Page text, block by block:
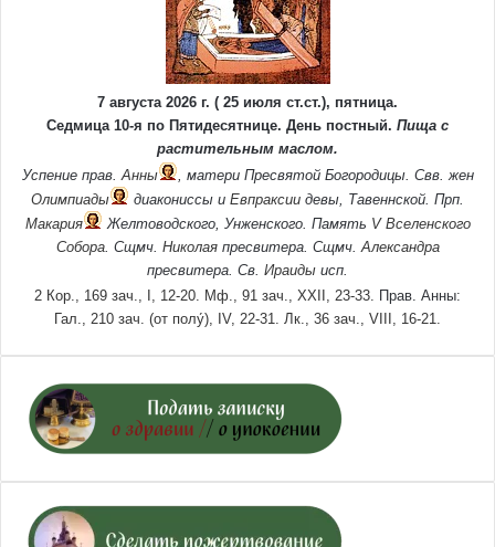
7 августа 2026 г. ( 25 июля ст.ст.), пятница.
Седмица 10-я по Пятидесятнице. День постный. Пища с
растительным маслом.
Успение прав. Анны
, матери Пресвятой Богородицы. Свв. жен
Олимпиады
диакониссы и Евпраксии девы, Тавеннской. Прп.
Макария
Желтоводского, Унженского. Память V Вселенского
Собора. Сщмч. Николаяпресвитера. Сщмч. Александра
пресвитера. Св. Ираиды исп.
2 Кор., 169 зач., I, 12-20.
Мф., 91 зач., XXII, 23-33.
Прав. Анны:
Гал., 210 зач. (от полу́), IV, 22-31.
Лк., 36 зач., VIII, 16-21.